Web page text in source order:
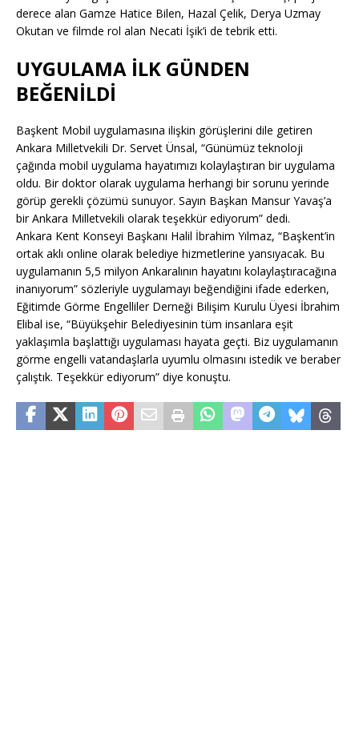
derece alan Gamze Hatice Bilen, Hazal Çelik, Derya Uzmay
Okutan ve filmde rol alan Necati İşik’i de tebrik etti.
UYGULAMA İLK GÜNDEN
BEĞENİLDİ
Başkent Mobil uygulamasına ilişkin görüşlerini dile getiren
Ankara Milletvekili Dr. Servet Ünsal, “Günümüz teknoloji
çağında mobil uygulama hayatımızı kolaylaştıran bir uygulama
oldu. Bir doktor olarak uygulama herhangi bir sorunu yerinde
görüp gerekli çözümü sunuyor. Sayın Başkan Mansur Yavaş’a
bir Ankara Milletvekili olarak teşekkür ediyorum” dedi.
Ankara Kent Konseyi Başkanı Halil İbrahim Yılmaz, “Başkent’in
ortak aklı online olarak belediye hizmetlerine yansıyacak. Bu
uygulamanın 5,5 milyon Ankaralının hayatını kolaylaştıracağına
inanıyorum” sözleriyle uygulamayı beğendiğini ifade ederken,
Eğitimde Görme Engelliler Derneği Bilişim Kurulu Üyesi İbrahim
Elibal ise, “Büyükşehir Belediyesinin tüm insanlara eşit
yaklaşımla başlattığı uygulaması hayata geçti. Biz uygulamanın
görme engelli vatandaşlarla uyumlu olmasını istedik ve beraber
çalıştık. Teşekkür ediyorum” diye konuştu.